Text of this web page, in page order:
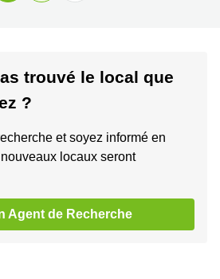
trouvé le local que
?
et soyez informé en
locaux seront
Agent de Recherche